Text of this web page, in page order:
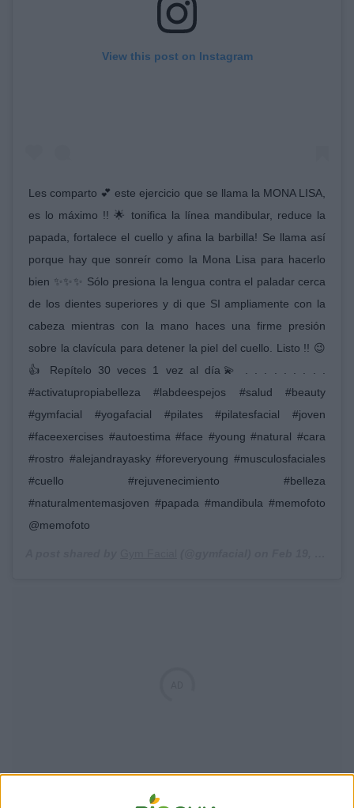
View this post on Instagram
Les comparto 💕 este ejercicio que se llama la MONA LISA,
es lo máximo !! 🌟 tonifica la línea mandibular, reduce la
papada, fortalece el cuello y afina la barbilla! Se llama así
porque hay que sonreír como la Mona Lisa para hacerlo
bien ✨✨✨ Sólo presiona la lengua contra el paladar cerca
de los dientes superiores y di que SI ampliamente con la
cabeza mientras con la mano haces una firme presión
sobre la clavícula para detener la piel del cuello. Listo !! 😉
👍 Repítelo 30 veces 1 vez al día💫 . . . . . . . . .
#activatupropiabelleza #labdeespejos #salud #beauty
#gymfacial #yogafacial #pilates #pilatesfacial #joven
#faceexercises #autoestima #face #young #natural #cara
#rostro #alejandrayasky #foreveryoung #musculosfaciales
#cuello #rejuvenecimiento #belleza
#naturalmentemasjoven #papada #mandibula #memofoto
@memofoto